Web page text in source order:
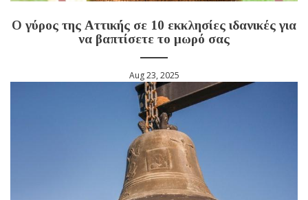
Ο γύρος της Αττικής σε 10 εκκλησίες ιδανικές για
να βαπτίσετε το μωρό σας
Aug 23, 2025